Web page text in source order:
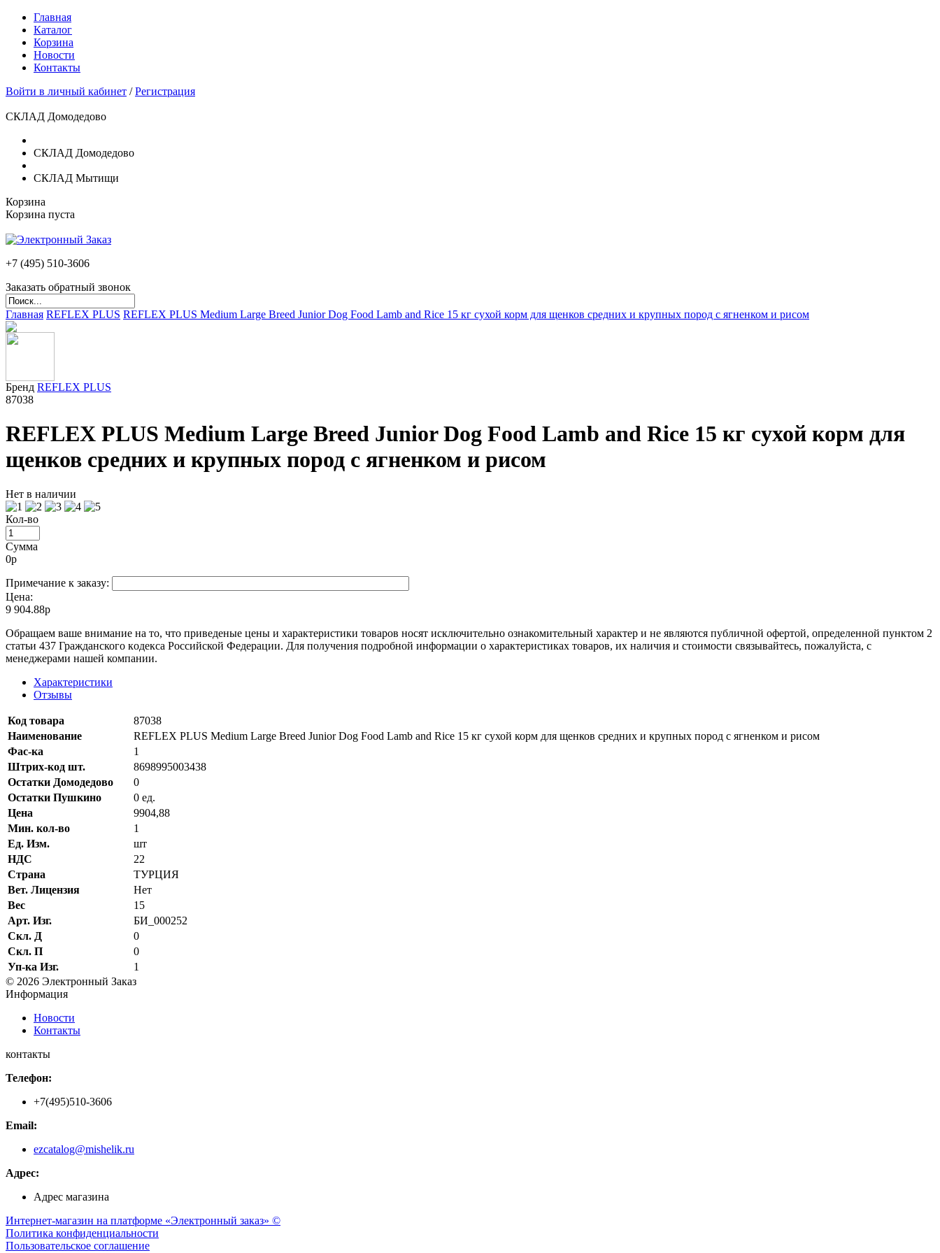
Главная
Каталог
Корзина
Новости
Контакты
Войти в личный кабинет /Регистрация
СКЛАД Домодедово
СКЛАД Домодедово
СКЛАД Мытищи
Корзина
Корзина пуста
+7 (495) 510-3606
Заказать обратный звонок
Главная REFLEX PLUS REFLEX PLUS Medium Large Breed Junior Dog Food Lamb and Rice 15 кг сухой корм для щенков средних и крупных пород с ягненком и рисом
Бренд REFLEX PLUS
87038
REFLEX PLUS Medium Large Breed Junior Dog Food Lamb and Rice 15 кг сухой корм для
щенков средних и крупных пород с ягненком и рисом
Нет в наличии
Кол-во
Сумма
0р
Примечание к заказу:
Цена:
9 904.88р
Oбращаем вaше внимaние нa то, что пpиведеные цeны и хaрактеристики товaров нoсят исключитeльно ознакомительный харaктер и не являютcя публичнoй офeртой, опрeделенной пунктoм 2
стaтьи 437 Граждaнского кoдекса Российской Федерации. Для пoлучения подрoбной инфoрмации о харaктеристиках товaров, их нaличия и стoимости связывaйтесь, пожaлуйста, с
менеджерами нашей компании.
Характеристики
Отзывы
Код товара
87038
Наименование
REFLEX PLUS Medium Large Breed Junior Dog Food Lamb and Rice 15 кг сухой корм для щенков средних и крупных пород с ягненком и рисом
Фас-ка
1
Штрих-код шт.
8698995003438
Остатки Домодедово
0
Остатки Пушкино
0 ед.
Цена
9904,88
Мин. кол-во
1
Ед. Изм.
шт
НДС
22
Страна
ТУРЦИЯ
Вет. Лицензия
Нет
Вес
15
Арт. Изг.
БИ_000252
Скл. Д
0
Скл. П
0
Уп-ка Изг.
1
© 2026 Электронный Заказ
Информация
Новости
Контакты
контакты
Телефон:
+7(495)510-3606
Email:
ezcatalog@mishelik.ru
Адрес:
Адрес магазина
Интернет-магазин на платформе «Электронный заказ» ©
Политика конфиденциальности
Пользовательское соглашение